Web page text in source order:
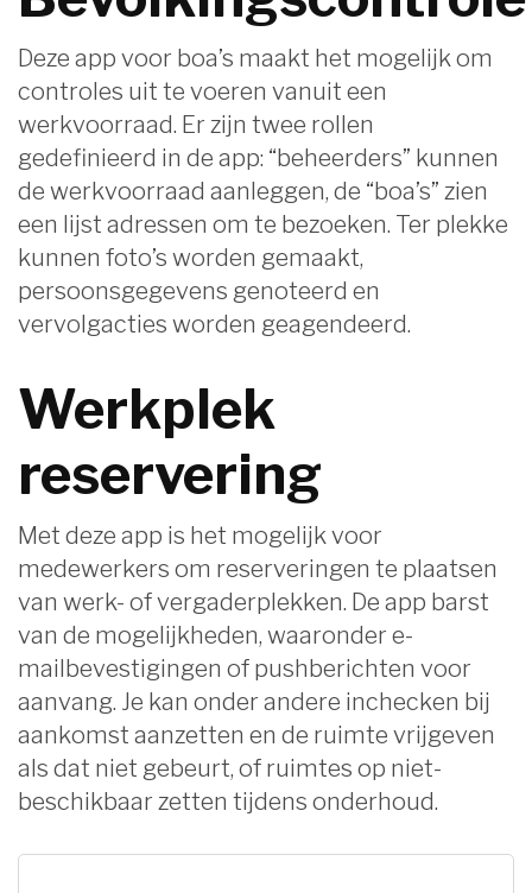
Deze app voor boa’s maakt het mogelijk om
controles uit te voeren vanuit een
werkvoorraad. Er zijn twee rollen
gedefinieerd in de app: “beheerders” kunnen
de werkvoorraad aanleggen, de “boa’s” zien
een lijst adressen om te bezoeken. Ter plekke
kunnen foto’s worden gemaakt,
persoonsgegevens genoteerd en
vervolgacties worden geagendeerd.
Werkplek
reservering
Met deze app is het mogelijk voor
medewerkers om reserveringen te plaatsen
van werk- of vergaderplekken. De app barst
van de mogelijkheden, waaronder e-
mailbevestigingen of pushberichten voor
aanvang. Je kan onder andere inchecken bij
aankomst aanzetten en de ruimte vrijgeven
als dat niet gebeurt, of ruimtes op niet-
beschikbaar zetten tijdens onderhoud.